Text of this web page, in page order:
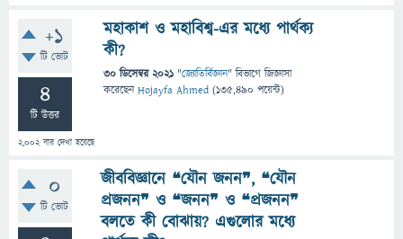
+1
টি ভোট
4
টি উত্তর
2,002বার দেখা হয়েছে
মহাকাশ ও মহাবিশ্ব-এর মধ্যে পার্থক্য
কী?
30 ডিসেম্বর 2021 "জ্যোতির্বিজ্ঞান" বিভাগে জিজ্ঞাসা
করেছেনHojayfa Ahmed (135,490 পয়েন্ট)
0
টি ভোট
জীববিজ্ঞানে ❝যৌন জনন❞, ❝যৌন
প্রজনন❞ ও ❝জনন❞ ও ❝প্রজনন❞
বলতে কী বোঝায়? এগুলোর মধ্যে